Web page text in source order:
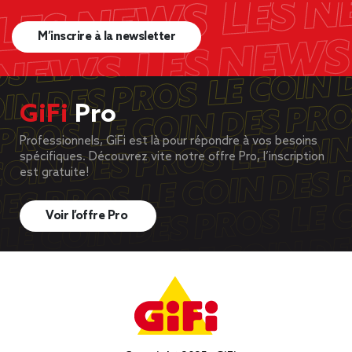
M’inscrire à la newsletter
GiFiPro
Professionnels, GiFi est là pour répondre à vos besoins
spécifiques. Découvrez vite notre offre Pro, l’inscription
est gratuite!
Voir l’offre Pro